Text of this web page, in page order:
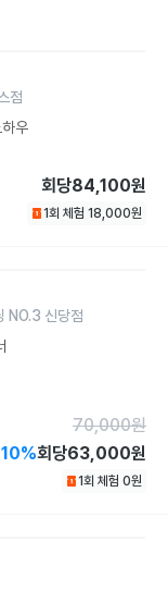
점
우
회당84,100원
1회 체험 18,000원
NO.3 신당점
70,000원
10%회당63,000원
1회 체험 0원